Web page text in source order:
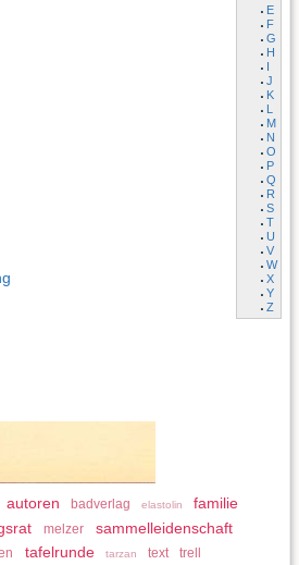
E
F
G
H
I
J
K
L
M
N
O
P
Q
R
S
T
U
V
W
X
Y
Z
autoren badverlag elastolin familie
melzer sammelleidenschaft
tafelrunde tarzan text trell